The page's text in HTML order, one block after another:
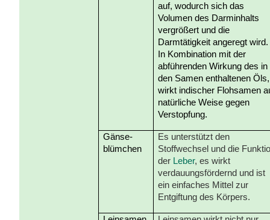
auf, wodurch sich das
Volumen des Darminhalts
vergrößert und die
Darmtätigkeit angeregt wird.
In Kombination mit der
abführenden Wirkung des in
den Samen enthaltenen Öls,
wirkt indischer Flohsamen
natürliche Weise gegen
Verstopfung.
Gänse-
blümchen
Es unterstützt den
Stoffwechsel und die
der Leber, es wirkt
verdauungsfördernd und ist
ein einfaches Mittel zur
Entgiftung des Körpers.